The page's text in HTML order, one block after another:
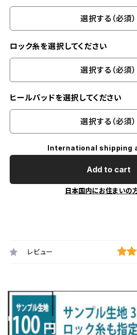
選択する（必須）
ロック糸を選択してください
選択する（必須）
ヒールパッドを選択してください
選択する（必須）
International shipping
Add to cart
日本国内にお住まいの
レビュー